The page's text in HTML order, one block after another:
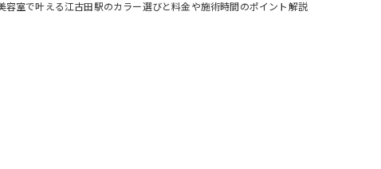
容室で叶える江古田駅のカラー選びと料金や施術時間のポイント解説